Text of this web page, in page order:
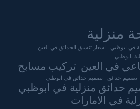
منزلية
في ابوظبي
اسعار تنسيق الحدائق في العين
بابوظبي
في العين تركيب مسابح
تصميم حدائق تصميم حدائق في ابوظبي
حدائق منزلية في ابوظبي
في الامارات